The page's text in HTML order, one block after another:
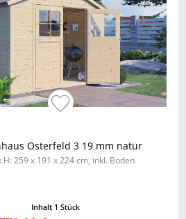
Osterfeld 3 19 mm natur
H: 259 x 191 x 224 cm, inkl. Boden
Inhalt 1 Stück